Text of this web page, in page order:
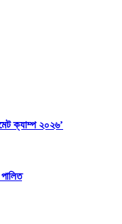
ক্যাম্প ২০২৬’